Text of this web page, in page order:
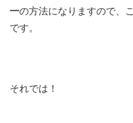
一の方法になりますので、
です。
それでは！